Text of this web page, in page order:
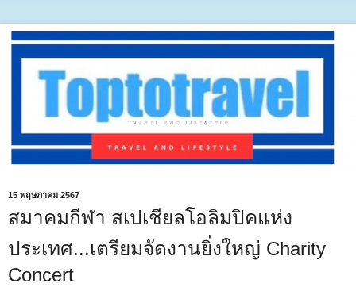
15 พฤษภาคม 2567
สมาคมกีฬา สเปเชียลโอลิมปิคแห่ง
ประเทศ...เตรียมจัดงานยิ่งใหญ่ Charity
Concert